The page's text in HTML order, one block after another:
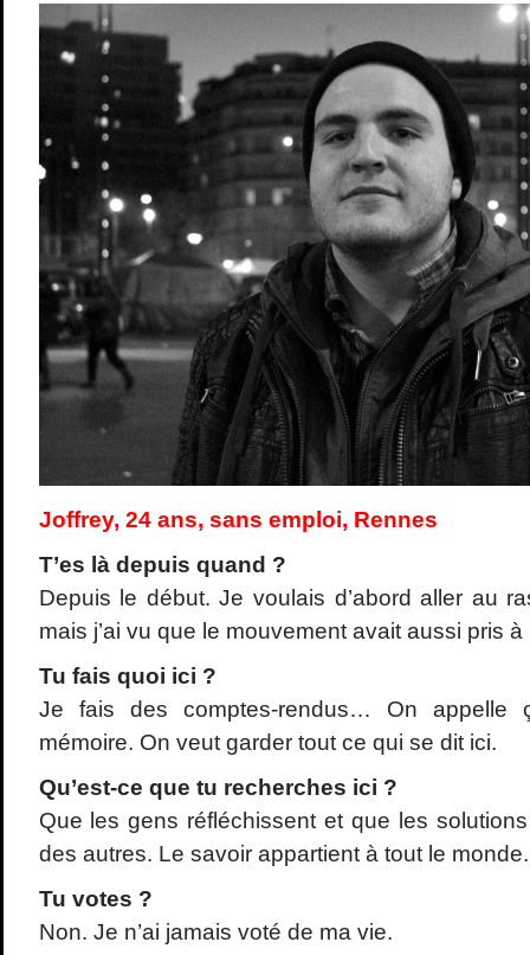
Joffrey, 24 ans, sans emploi, Rennes
T’es l à depuis quand ?
Depuis le début. Je voulais d’abord aller au
mais j’ai vu que le mouvement avait aussi pris
Tu fais quoi ici ?
Je fais des comptes-rendus… On appelle
mémoire. On veut garder tout ce qui se dit ici.
Qu’est-ce que tu recherches ici ?
Que les gens réfléchissent et que les
des autres. Le savoir appartient à tout le monde.
Tu votes ?
Non. Je n’ai jamais voté de ma vie.